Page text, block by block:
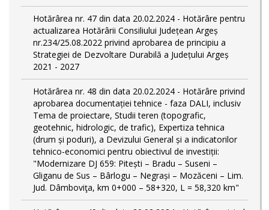
Hotărârea nr. 47 din data 20.02.2024 - Hotărâre pentru
actualizarea Hotărârii Consiliului Județean Argeș
nr.234/25.08.2022 privind aprobarea de principiu a
Strategiei de Dezvoltare Durabilă a Județului Argeș
2021 - 2027
Hotărârea nr. 48 din data 20.02.2024 - Hotărâre privind
aprobarea documentației tehnice - faza DALI, inclusiv
Tema de proiectare, Studii teren (topografic,
geotehnic, hidrologic, de trafic), Expertiza tehnica
(drum și poduri), a Devizului General și a indicatorilor
tehnico-economici pentru obiectivul de investiții:
"Modernizare DJ 659: Pitești – Bradu – Suseni –
Gliganu de Sus – Bârlogu – Negrași – Mozăceni – Lim.
Jud. Dâmboviţa, km 0+000 – 58+320, L = 58,320 km"